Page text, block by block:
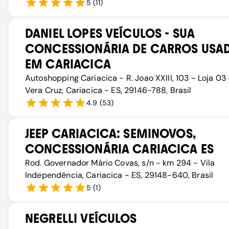
5 (11)
DANIEL LOPES VEÍCULOS - SUA
CONCESSIONÁRIA DE CARROS
EM CARIACICA
Autoshopping Cariacica - R. Joao XXIII, 103 - Loja 03
Vera Cruz, Cariacica - ES, 29146-788, Brasil
4.9 (53)
JEEP CARIACICA: SEMINOVOS,
CONCESSIONÁRIA CARIACICA ES
Rod. Governador Mário Covas, s/n - km 294 - Vila
Independência, Cariacica - ES, 29148-640, Brasil
5 (1)
NEGRELLI VEÍCULOS